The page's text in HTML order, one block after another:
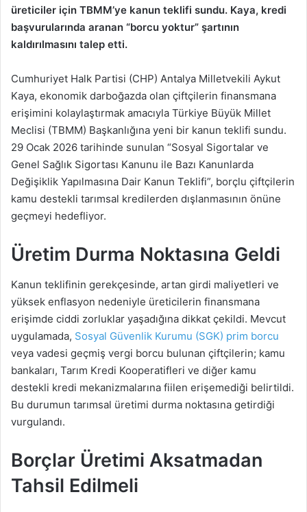
üreticiler için TBMM’ye kanun teklifi sundu. Kaya, kredi
başvurularında aranan “borcu yoktur” şartının
kaldırılmasını talep etti.
Cumhuriyet Halk Partisi (CHP) Antalya Milletvekili Aykut
Kaya, ekonomik darboğazda olan çiftçilerin finansmana
erişimini kolaylaştırmak amacıyla Türkiye Büyük Millet
Meclisi (TBMM) Başkanlığına yeni bir kanun teklifi sundu.
29 Ocak 2026 tarihinde sunulan “Sosyal Sigortalar ve
Genel Sağlık Sigortası Kanunu ile Bazı Kanunlarda
Değişiklik Yapılmasına Dair Kanun Teklifi”, borçlu çiftçilerin
kamu destekli tarımsal kredilerden dışlanmasının önüne
geçmeyi hedefliyor.
Üretim Durma Noktasına Geldi
Kanun teklifinin gerekçesinde, artan girdi maliyetleri ve
yüksek enflasyon nedeniyle üreticilerin finansmana
erişimde ciddi zorluklar yaşadığına dikkat çekildi. Mevcut
uygulamada, Sosyal Güvenlik Kurumu (SGK) prim borcu
veya vadesi geçmiş vergi borcu bulunan çiftçilerin; kamu
bankaları, Tarım Kredi Kooperatifleri ve diğer kamu
destekli kredi mekanizmalarına fiilen erişemediği belirtildi.
Bu durumun tarımsal üretimi durma noktasına getirdiği
vurgulandı.
Borçlar Üretimi Aksatmadan
Tahsil Edilmeli